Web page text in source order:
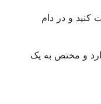
کنید و در دام
و مختص به یک